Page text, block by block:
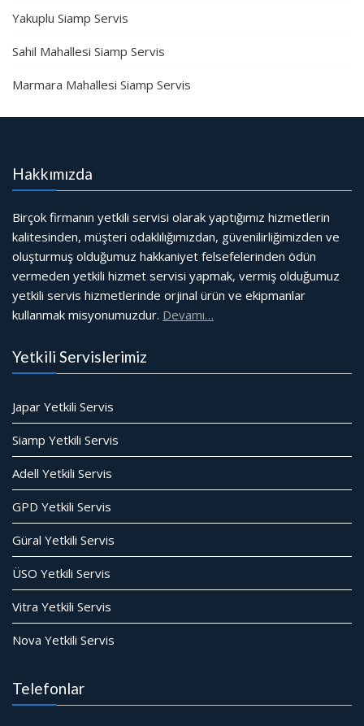
Yakuplu Siamp Servis
Sahil Mahallesi Siamp Servis
Marmara Mahallesi Siamp Servis
Hakkımızda
Birçok firmanın yetkili servisi olarak yaptığımız hizmetlerin
kalitesinden, müşteri odaklılığımızdan, güvenilirliğimizden ve
oluşturmuş olduğumuz hakkaniyet felsefelerinden ödün
vermeden yetkili hizmet servisi yapmak, vermiş olduğumuz
yetkili servis hizmetlerinde orjinal ürün ve ekipmanlar
kullanmak misyonumuzdur. Devamı…
Yetkili Servislerimiz
Japar Yetkili Servis
Siamp Yetkili Servis
Adell Yetkili Servis
GPD Yetkili Servis
Güral Yetkili Servis
ÜSO Yetkili Servis
Vitra Yetkili Servis
Nova Yetkili Servis
Telefonlar